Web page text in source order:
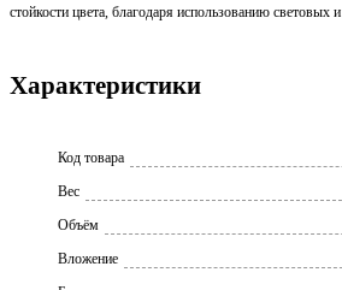
стойкости цвета, благодаря использованию световых
Характеристики
Код товара
Вес
Объём
Вложение